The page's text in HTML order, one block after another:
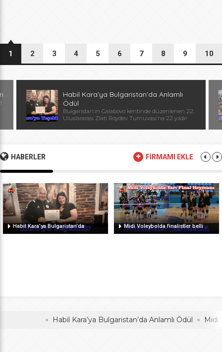
1 2 3 4 5 6 7 8 9 10
Habil Kara’ya Bulgaristan’da Anlamlı
Ödül
Bulgaristan’ın Galabovo kentinde düzenlenen 22.
Uluslararası Zlati Roydev Turnuvası’na 22 yıldır
Federasyonu Başkanı, Avrupa ve Dünya
Şampiyonu, olimpiyat ikincisi Stanka Zlateva
HABERLER FİRMAMI EKLE
Habil Kara’ya Bulgaristan’da Midi Voleybolda finalistler belli
Habil Kara’ya Bulgaristan’da Anlamlı Ödül Midi